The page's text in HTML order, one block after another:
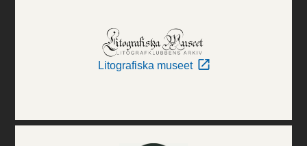
Litografiska museet